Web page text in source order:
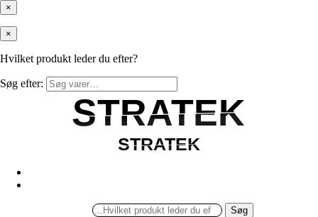
×
×
Hvilket produkt leder du efter?
Søg efter:
STRATEK
STRATEK
STRATEK
STRATEK
Søg